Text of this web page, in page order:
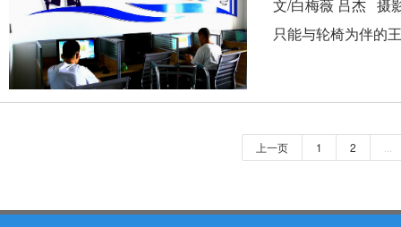
文/白梅薇 吕杰 摄
只能与轮椅为伴的
上一页 1 2